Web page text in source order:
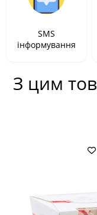
SMS
інформування
З цим